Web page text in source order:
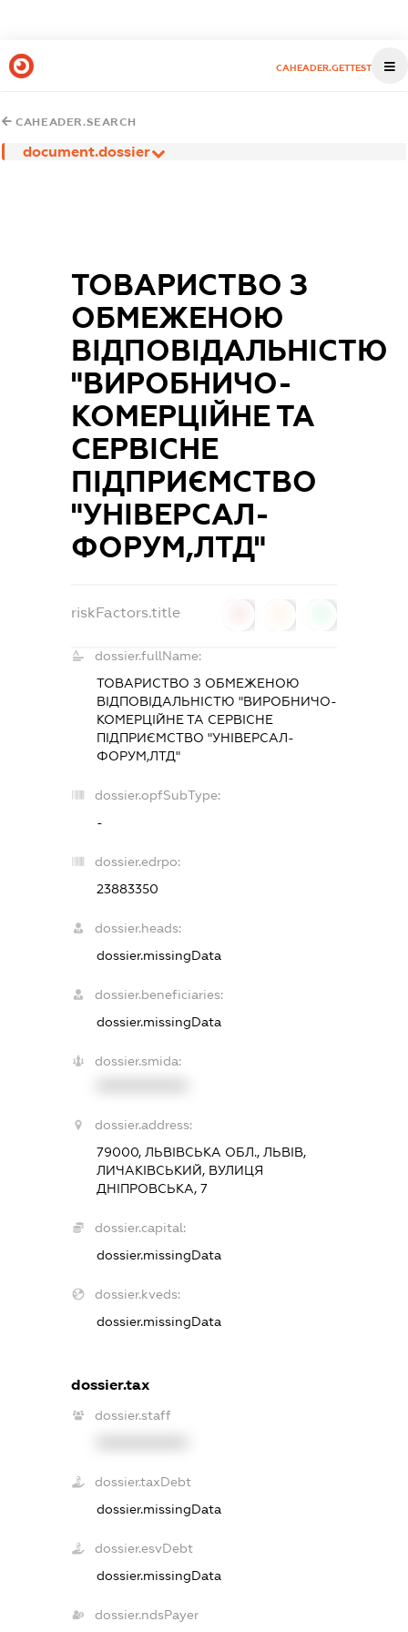
CAHEADER.GETTEST
CAHEADER.SEARCH
document.dossier
ТОВАРИСТВО З
ОБМЕЖЕНОЮ
ВІДПОВІДАЛЬНІСТЮ
"ВИРОБНИЧО-
КОМЕРЦІЙНЕ ТА
СЕРВІСНЕ
ПІДПРИЄМСТВО
"УНІВЕРСАЛ-
ФОРУМ,ЛТД"
riskFactors.title
dossier.fullName:
ТОВАРИСТВО З ОБМЕЖЕНОЮ
ВІДПОВІДАЛЬНІСТЮ "ВИРОБНИЧО-
КОМЕРЦІЙНЕ ТА СЕРВІСНЕ
ПІДПРИЄМСТВО "УНІВЕРСАЛ-
ФОРУМ,ЛТД"
dossier.opfSubType:
-
dossier.edrpo:
23883350
dossier.heads:
dossier.missingData
dossier.beneficiaries:
dossier.missingData
dossier.smida:
dossier.address:
79000, ЛЬВІВСЬКА ОБЛ., ЛЬВІВ,
ЛИЧАКІВСЬКИЙ, ВУЛИЦЯ
ДНІПРОВСЬКА, 7
dossier.capital:
dossier.missingData
dossier.kveds:
dossier.missingData
dossier.tax
dossier.staff
dossier.taxDebt
dossier.missingData
dossier.esvDebt
dossier.missingData
dossier.ndsPayer